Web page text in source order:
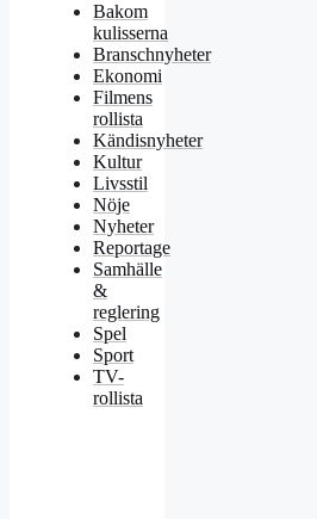
Bakom
kulisserna
Branschnyheter
Ekonomi
Filmens
rollista
Kändisnyheter
Kultur
Livsstil
Nöje
Nyheter
Reportage
Samhälle
&
reglering
Spel
Sport
TV-
rollista